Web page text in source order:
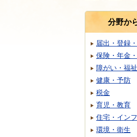
分野か
届出・登録
保険・年金
障がい・福祉
健康・予防
税金
育児・教育
住宅・イン
環境・衛生